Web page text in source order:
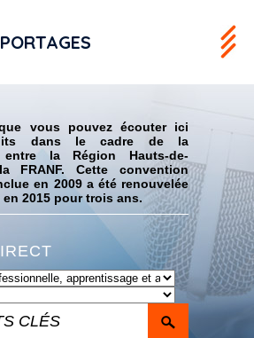
vous pouvez écouter ici
dans le cadre de la
entre la Région Hauts-de-
FRANF. Cette convention
en 2009 a été renouvelée
2015 pour trois ans.